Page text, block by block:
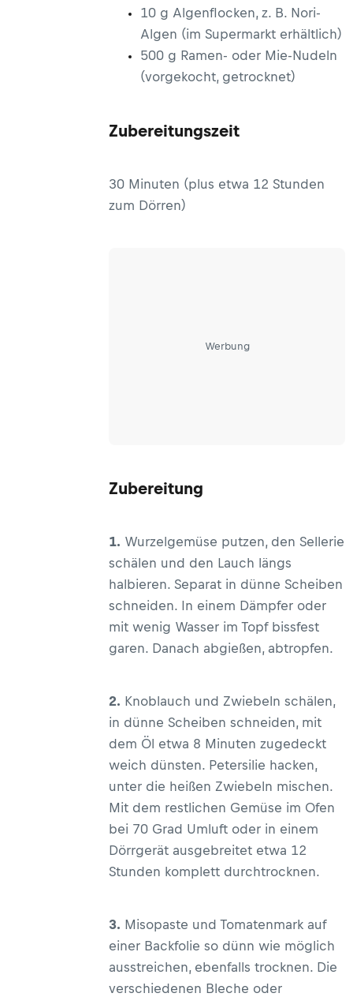
10 g Algenflocken, z. B. Nori-
Algen (im Supermarkt erhältlich)
500 g Ramen- oder Mie-Nudeln
(vorgekocht, getrocknet)
Zubereitungszeit
30 Minuten (plus etwa 12 Stunden
zum Dörren)
Werbung
Zubereitung
1. Wurzelgemüse putzen, den Sellerie
schälen und den Lauch längs
halbieren. Separat in dünne Scheiben
schneiden. In einem Dämpfer oder
mit wenig Wasser im Topf bissfest
garen. Danach abgießen, abtropfen.
2. Knoblauch und Zwiebeln schälen,
in dünne Scheiben schneiden, mit
dem Öl etwa 8 Minuten zugedeckt
weich dünsten. Petersilie hacken,
unter die heißen Zwiebeln mischen.
Mit dem restlichen Gemüse im Ofen
bei 70 Grad Umluft oder in einem
Dörrgerät ausgebreitet etwa 12
Stunden komplett durchtrocknen.
3. Misopaste und Tomatenmark auf
einer Backfolie so dünn wie möglich
ausstreichen, ebenfalls trocknen. Die
verschiedenen Bleche oder